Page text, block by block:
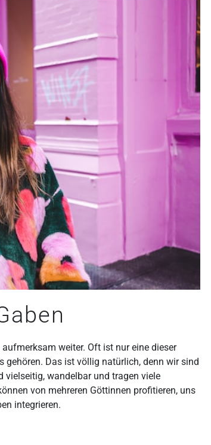
weiter. Oft ist nur eine dieser
gehören. Das ist völlig natürlich, denn wir sind
vielseitig, wandelbar und tragen viele
von mehreren Göttinnen profitieren, uns
integrieren.